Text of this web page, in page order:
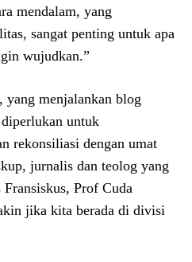
mendalam, yang
sangat penting untuk apa
wujudkan.”
menjalankan blog
untuk
rekonsiliasi dengan umat
jurnalis dan teolog yang
Fransiskus, Prof Cuda
jika kita berada di divisi